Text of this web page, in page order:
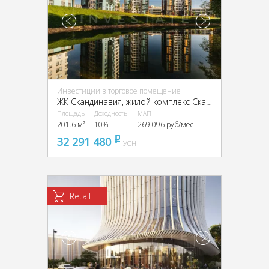
Инвестиции в торговое помещение
ЖК Скандинавия, жилой комплекс Скандинавия, к22.2
Площадь
201.6 м²
Доходность
10%
МАП
269 096 руб/мес
32 291 480 pуб
УСН
Retail